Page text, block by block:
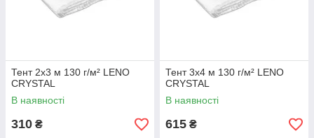
Тент 2х3 м 130 г/м² LENO
CRYSTAL
В наявності
310 ₴
Тент 3х4 м 130 г/м² LENO
CRYSTAL
В наявності
615 ₴